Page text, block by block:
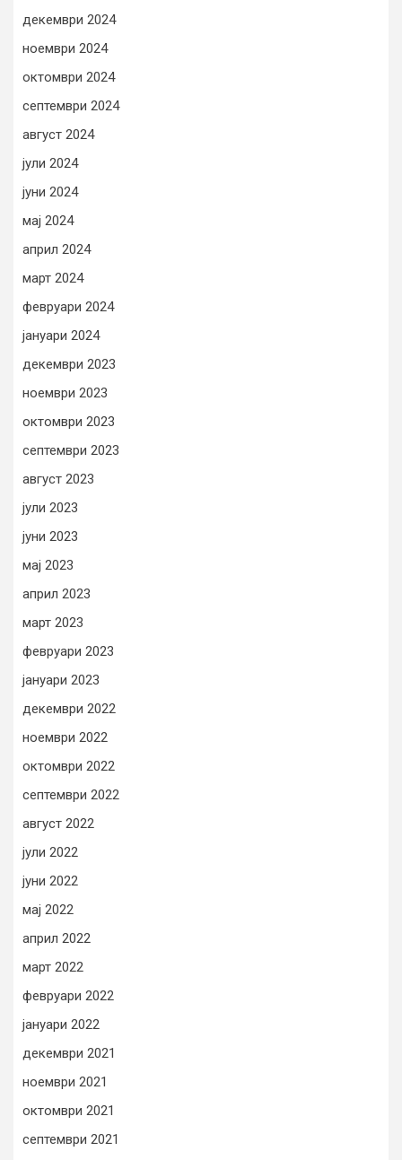
декември 2024
ноември 2024
октомври 2024
септември 2024
август 2024
јули 2024
јуни 2024
мај 2024
април 2024
март 2024
февруари 2024
јануари 2024
декември 2023
ноември 2023
октомври 2023
септември 2023
август 2023
јули 2023
јуни 2023
мај 2023
април 2023
март 2023
февруари 2023
јануари 2023
декември 2022
ноември 2022
октомври 2022
септември 2022
август 2022
јули 2022
јуни 2022
мај 2022
април 2022
март 2022
февруари 2022
јануари 2022
декември 2021
ноември 2021
октомври 2021
септември 2021